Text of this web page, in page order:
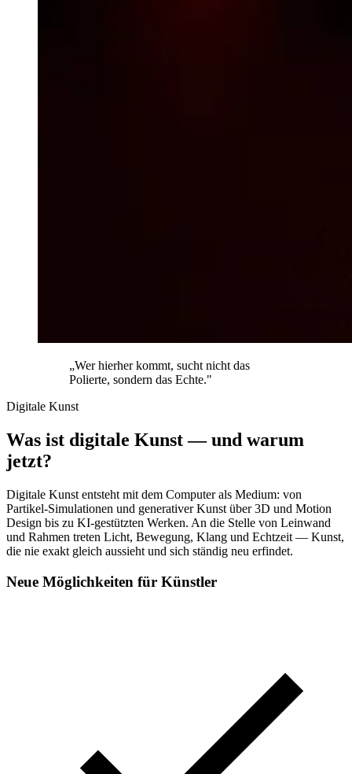
„Wer hierher kommt, sucht nicht das
Polierte, sondern das Echte."
Digitale Kunst
Was ist digitale Kunst — und warum
jetzt?
Digitale Kunst entsteht mit dem Computer als Medium: von
Partikel-Simulationen und generativer Kunst über 3D und Motion
Design bis zu KI-gestützten Werken. An die Stelle von Leinwand
und Rahmen treten Licht, Bewegung, Klang und Echtzeit — Kunst,
die nie exakt gleich aussieht und sich ständig neu erfindet.
Neue Möglichkeiten für Künstler